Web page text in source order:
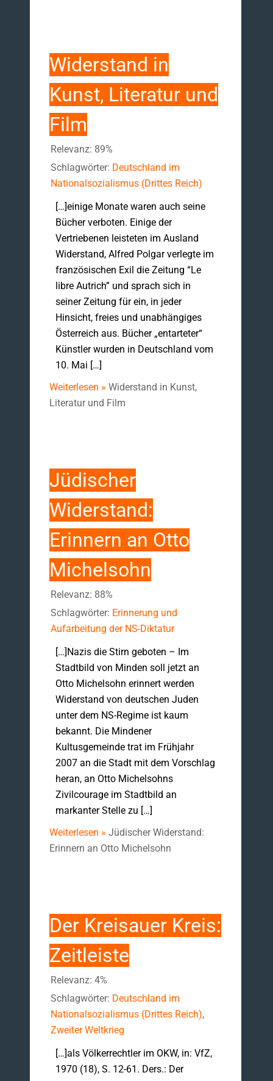
Widerstand in
Kunst, Literatur und
Film
Relevanz: 89%
Schlagwörter: Deutschland im
Nationalsozialismus (Drittes Reich)
[…]einige Monate waren auch seine
Bücher verboten. Einige der
Vertriebenen leisteten im Ausland
Widerstand, Alfred Polgar verlegte im
französischen Exil die Zeitung “Le
libre Autrich” und sprach sich in
seiner Zeitung für ein, in jeder
Hinsicht, freies und unabhängiges
Österreich aus. Bücher „entarteter“
Künstler wurden in Deutschland vom
10. Mai […]
Weiterlesen » Widerstand in Kunst,
Literatur und Film
Jüdischer
Widerstand:
Erinnern an Otto
Michelsohn
Relevanz: 88%
Schlagwörter: Erinnerung und
Aufarbeitung der NS-Diktatur
[…]Nazis die Stirn geboten – Im
Stadtbild von Minden soll jetzt an
Otto Michelsohn erinnert werden
Widerstand von deutschen Juden
unter dem NS-Regime ist kaum
bekannt. Die Mindener
Kultusgemeinde trat im Frühjahr
2007 an die Stadt mit dem Vorschlag
heran, an Otto Michelsohns
Zivilcourage im Stadtbild an
markanter Stelle zu […]
Weiterlesen » Jüdischer Widerstand:
Erinnern an Otto Michelsohn
Der Kreisauer Kreis:
Zeitleiste
Relevanz: 4%
Schlagwörter: Deutschland im
Nationalsozialismus (Drittes Reich),
Zweiter Weltkrieg
[…]als Völkerrechtler im OKW, in: VfZ,
1970 (18), S. 12-61. Ders.: Der